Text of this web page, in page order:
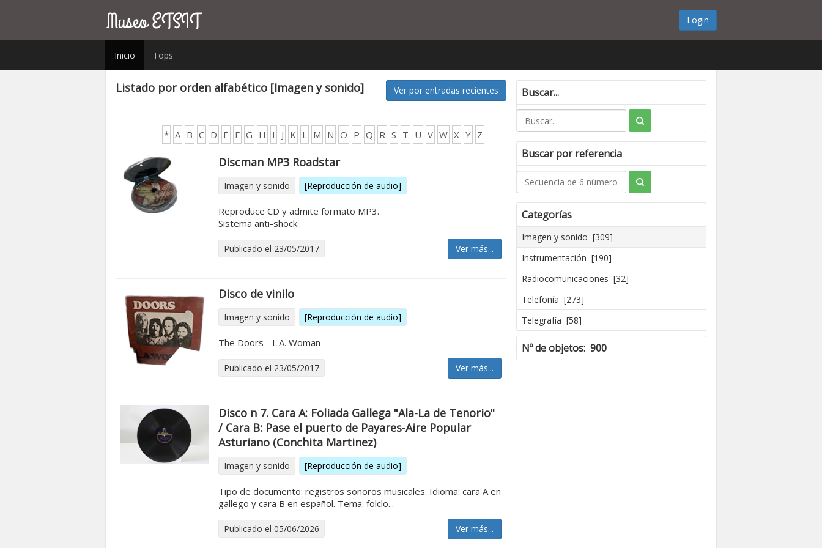
Login
Inicio Tops
Listado por orden alfabético [Imagen y sonido] Ver por entradas recientes
* A B C D E F G H I J K L M N O P Q R S T U V W X Y Z
Discman MP3 Roadstar
Imagen y sonido [Reproducción de audio]
Reproduce CD y admite formato MP3.
Sistema anti-shock.
Publicado el 23/05/2017 Ver más...
Disco de vinilo
Imagen y sonido [Reproducción de audio]
The Doors - L.A. Woman
Publicado el 23/05/2017 Ver más...
Disco n 7. Cara A: Foliada Gallega "Ala-La de Tenorio"
/ Cara B: Pase el puerto de Payares-Aire Popular
Asturiano (Conchita Martinez)
Imagen y sonido [Reproducción de audio]
Tipo de documento: registros sonoros musicales. Idioma: cara A en
gallego y cara B en español. Tema: folclo...
Publicado el 05/06/2026 Ver más...
Buscar...
Buscar por referencia
Categorías
Imagen y sonido [309]
Instrumentación [190]
Radiocomunicaciones [32]
Telefonía [273]
Telegrafía [58]
Nº de objetos: 900